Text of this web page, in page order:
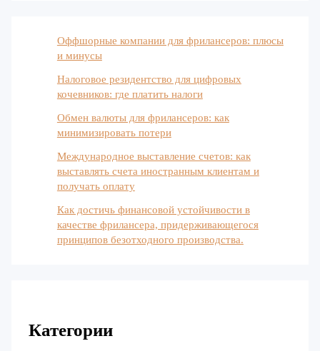
Оффшорные компании для фрилансеров: плюсы
и минусы
Налоговое резидентство для цифровых
кочевников: где платить налоги
Обмен валюты для фрилансеров: как
минимизировать потери
Международное выставление счетов: как
выставлять счета иностранным клиентам и
получать оплату
Как достичь финансовой устойчивости в
качестве фрилансера, придерживающегося
принципов безотходного производства.
Категории